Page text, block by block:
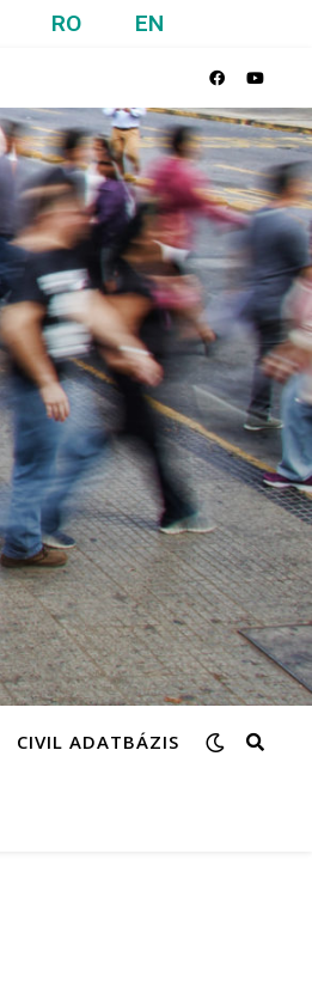
RO EN
CIVIL ADATBÁZIS